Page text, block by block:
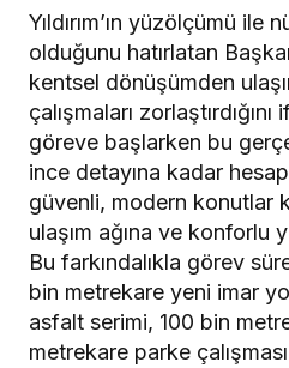
Yıldırım’ın yüzölçümü ile
olduğunu hatırlatan
kentsel dönüşümden
çalışmaları
göreve başlarken bu
ince detayına kadar
güvenli, modern konutlar
ulaşım ağına ve konforlu
Bu farkındalıkla görev
bin metrekare yeni imar
asfalt serimi, 100 bin
metrekare parke